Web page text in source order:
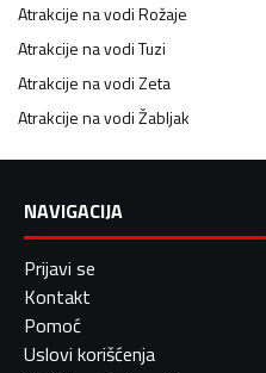
Atrakcije na vodiRožaje
Atrakcije na vodiTuzi
Atrakcije na vodiZeta
Atrakcije na vodiŽabljak
NAVIGACIJA
Prijavi se
Kontakt
Pomoć
Uslovi korišćenja